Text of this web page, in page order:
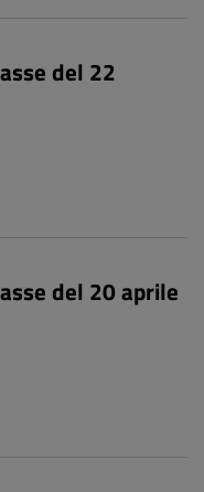
del 22
del 20 aprile